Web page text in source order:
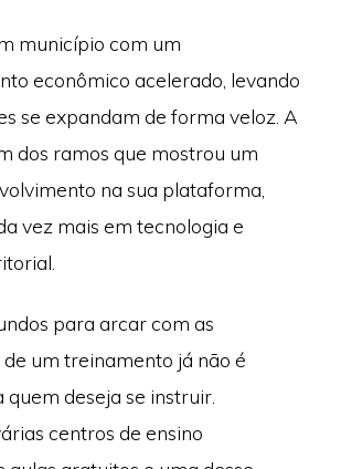
município com um
econômico acelerado, levando
se expandam de forma veloz. A
dos ramos que mostrou um
na sua plataforma,
vez mais em tecnologia e
para arcar com as
um treinamento já não é
deseja se instruir.
centros de ensino